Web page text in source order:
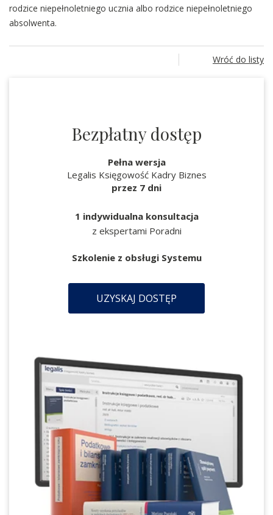
rodzice niepełnoletniego ucznia albo rodzice niepełnoletniego
absolwenta.
Wróć do listy
Bezpłatny dostęp
Pełna wersja
Legalis Księgowość Kadry Biznes
przez 7 dni
1 indywidualna konsultacja
z ekspertami Poradni
Szkolenie z obsługi Systemu
UZYSKAJ DOSTĘP